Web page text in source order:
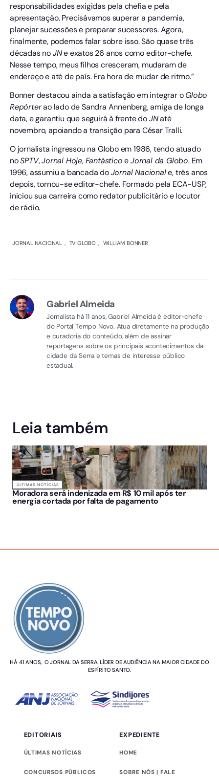
responsabilidades exigidas pela chefia e pela
apresentação. Precisávamos superar a pandemia,
planejar sucessões e preparar sucessores. Agora,
finalmente, podemos falar sobre isso. São quase três
décadas noJNe exatos 26 anos como editor-chefe.
Nesse tempo, meus filhos cresceram, mudaram de
endereço e até de país. Era hora de mudar de ritmo.”
Bonner destacou ainda a satisfação em integrar oGlobo
Repórterao lado de Sandra Annenberg, amiga de longa
data, e garantiu que seguirá à frente doJNaté
novembro, apoiando a transição para César Tralli.
O jornalista ingressou na Globo em 1986, tendo atuado
noSPTV,Jornal Hoje,FantásticoeJornal da Globo. Em
1996, assumiu a bancada doJornal Nacionale, três anos
depois, tornou-se editor-chefe. Formado pela ECA-USP,
iniciou sua carreira como redator publicitário e locutor
de rádio.
JORNAL NACIONAL , TV GLOBO , WILLIAM BONNER
Gabriel Almeida
Jornalista há 11 anos, Gabriel Almeida é editor-chefe
do Portal Tempo Novo. Atua diretamente na produção
e curadoria do conteúdo, além de assinar
reportagens sobre os principais acontecimentos da
cidade da Serra e temas de interesse público
estadual.
Leia também
ÚLTIMAS NOTÍCIAS
Moradora será indenizada em R$ 10 mil após ter
energia cortada por falta de pagamento
HÁ 41 ANOS, O JORNAL DA SERRA. LÍDER DE AUDIÊNCIA NA MAIOR CIDADE DO
ESPÍRITO SANTO.
EDITORIAIS
ÚLTIMAS NOTÍCIAS
CONCURSOS PÚBLICOS
EXPEDIENTE
HOME
SOBRE NÓS | FALE